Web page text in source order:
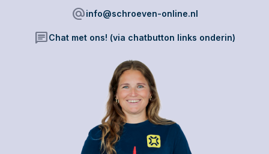
alternate_emailinfo@schroeven-online.nl
chatChat met ons! (via chatbutton links onderin)